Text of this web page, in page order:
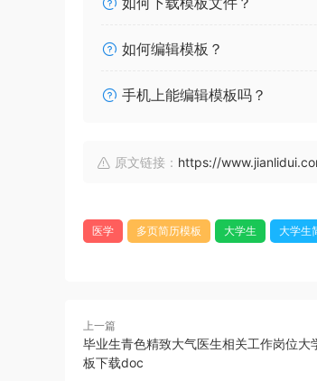
如何编辑模板？
手机上能编辑模板吗？
原文链接： https://
医学 多页简历模板 大学生 大学生
上一篇
毕业生青色精致大气医生相关工作岗位大
板下载doc